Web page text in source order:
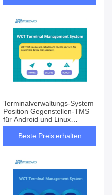
Terminalverwaltungs-System
Position Gegenstellen-TMS
für Android und Linux
Position
Beste Preis erhalten